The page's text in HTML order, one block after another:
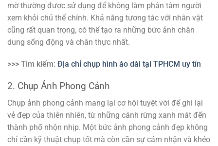
mờ thường được sử dụng để không làm phân tâm người
xem khỏi chủ thể chính. Khả năng tương tác với nhân vật
cũng rất quan trọng, có thể tạo ra những bức ảnh chân
dung sống động và chân thực nhất.
>>> Tìm kiếm: Địa chỉ chụp hình áo dài tại TPHCM uy tín
2. Chụp Ảnh Phong Cảnh
Chụp ảnh phong cảnh mang lại cơ hội tuyệt vời để ghi lại
vẻ đẹp của thiên nhiên, từ những cánh rừng xanh mát đến
thành phố nhộn nhịp. Một bức ảnh phong cảnh đẹp không
chỉ cần kỹ thuật chụp tốt mà còn cần sự cảm nhận và khéo